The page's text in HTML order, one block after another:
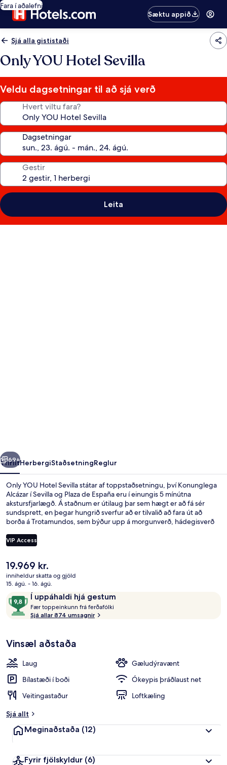
Fara í aðalefni
Sæktu appið
Sjá alla gististaði
Only YOU Hotel Sevilla
Veldu dagsetningar til að sjá verð
Hvert viltu fara?
Dagsetningar
Gestir
Leita
Næsta
69+
YfirlitHerbergiStaðsetningReglur
Only YOU Hotel Sevilla státar af toppstaðsetningu, því Konunglega
Alcázar í Sevilla og Plaza de España eru í einungis 5 mínútna
akstursfjarlægð. Á staðnum er útilaug þar sem hægt er að fá sér
sundsprett, en þegar hungrið sverfur að er tilvalið að fara út að
borða á Trotamundos, sem býður upp á morgunverð, hádegisverð
eru 2 barir/setustofur, bar við sundlaugarbakkann og
líkamsræktaraðstaða. Aðrir gestir hafa sagt okkur að þeir hafi verið
almennt.
VIP Access
Núverandi
verð
er
19.969 kr.
19.969 kr.
inniheldur skatta og gjöld
15. ágú. - 16. ágú.
UmsagnirÍ uppáhaldi hjá gestum
9,8
af
10,
uppáhaldi
hjá
gestum
Fær toppeinkunn frá ferðafólki
p
p
e
n
n
Sjá allar 874 umsagnir
Vinsæl aðstaða
Laug
Gæludýravænt
Bílastæði í boði
Ókeypis þráðlaust net
Veitingastaður
Loftkæling
Sjá allt
Meginaðstaða (12)
Fyrir fjölskyldur (6)